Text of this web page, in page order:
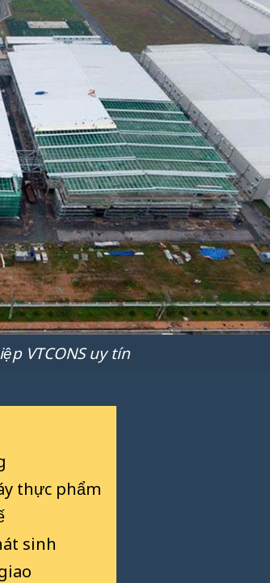
VTCONS uy tín
thực phẩm
sinh